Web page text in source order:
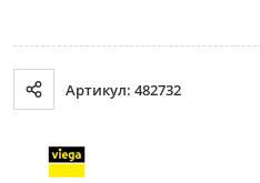
Артикул: 482732